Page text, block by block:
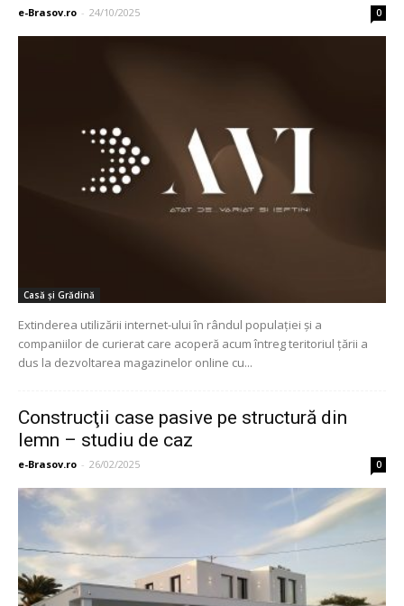
e-Brasov.ro - 24/10/2025 0
Casă și Grădină
Extinderea utilizării internet-ului în rândul populaţiei şi a
companiilor de curierat care acoperă acum întreg teritoriul ţării a
dus la dezvoltarea magazinelor online cu...
Construcţii case pasive pe structură din
lemn – studiu de caz
e-Brasov.ro - 26/02/2025 0